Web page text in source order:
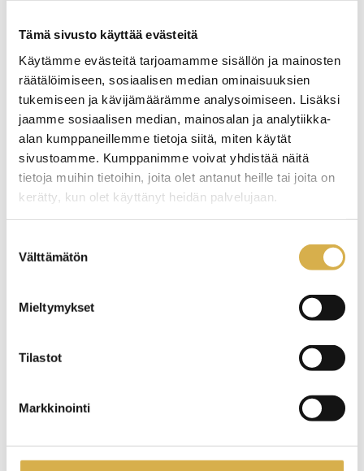
Tämä sivusto käyttää evästeitä
Käytämme evästeitä tarjoamamme sisällön ja mainosten
räätälöimiseen, sosiaalisen median ominaisuuksien
tukemiseen ja kävijämäärämme analysoimiseen. Lisäksi
jaamme sosiaalisen median, mainosalan ja analytiikka-
alan kumppaneillemme tietoja siitä, miten käytät
sivustoamme. Kumppanimme voivat yhdistää näitä
tietoja muihin tietoihin, joita olet antanut heille tai joita on
kerätty, kun olet käyttänyt heidän palvelujaan.
valinta
Välttämätön
Mieltymykset
Tilastot
Markkinointi
digitalisaatiokyvykkyyden vahvistaminen
Hankearkisto
LARK – Kohti huippulaatua
OPVA haltuun – Framåt med SSS
Soskeamis — Sosiaalisesti kestävä amis
Kielten Parantamisen Verkostohanke
Upskilling Sustainability in Travel and Tourism: The
Empowerment by Innovation – a must for inclusion
Tietojohtamisen kehittäminen